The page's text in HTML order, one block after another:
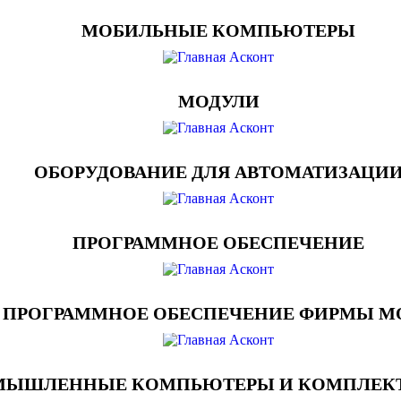
МОБИЛЬНЫЕ КОМПЬЮТЕРЫ
МОДУЛИ
ОБОРУДОВАНИЕ ДЛЯ
ПРОГРАММНОЕ ОБЕСПЕЧЕНИЕ
ПРОГРАММНОЕ ОБЕСПЕЧЕНИЕ ФИРМЫ
КОМПЬЮТЕРЫ И